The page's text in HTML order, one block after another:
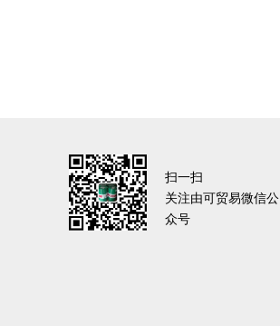
扫一扫
关注由可贸易微信公
众号